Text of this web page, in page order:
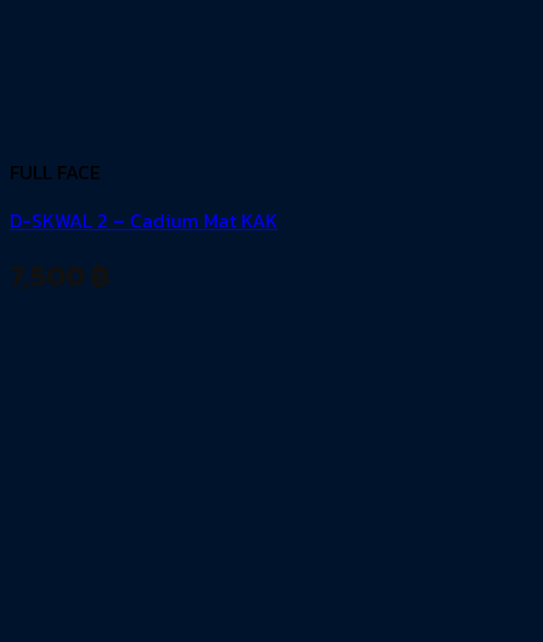
FULL FACE
D-SKWAL 2 – Cadium Mat KAK
7,500 ฿